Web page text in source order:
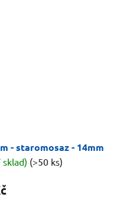
- staromosaz - 14mm
(>50 ks)